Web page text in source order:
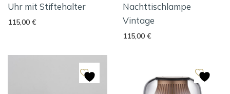
Uhr mit Stiftehalter
115,00 €
Nachttischlampe
Vintage
115,00 €